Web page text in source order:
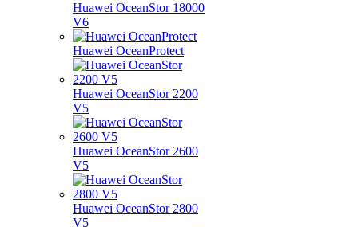
Huawei OceanStor 18000
V6
Huawei OceanProtect
Huawei OceanStor 2200
V5
Huawei OceanStor 2600
V5
Huawei OceanStor 2800
V5